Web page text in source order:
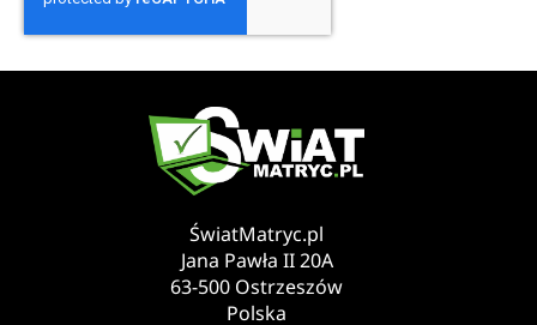
ŚwiatMatryc.pl
Jana Pawła II 20A
63-500 Ostrzeszów
Polska